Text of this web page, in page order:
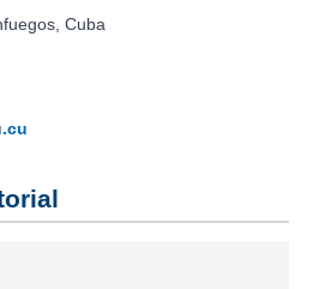
Cuba